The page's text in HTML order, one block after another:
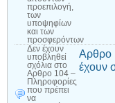
προεπιλογή,
των
υποψηφίων
και των
προσφερόντων
Δεν έχουν
υποβληθεί
σχόλια στο
Αρθρο 104 –
Πληροφορίες
που πρέπει
να
Αρθρο
έχουν